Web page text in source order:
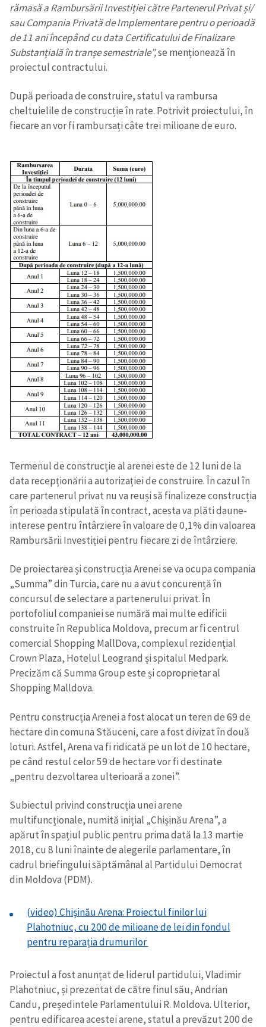
Trimite o informație
Despre ZdG
in English
на русском
rămasă a Rambursării Investiției către Partenerul Privat și/
sau Compania Privată de Implementare pentru o perioadă
de 11 ani începând cu data Certificatului de Finalizare
Substanțială în tranșe semestriale”,se menționează în
proiectul contractului.
După perioada de construire, statul va rambursa
cheltuielile de construcție în rate. Potrivit proiectului, în
fiecare an vor fi rambursați câte trei milioane de euro.
Termenul de construcție al arenei este de 12 luni de la
data recepționării a autorizației de construire. În cazul în
care partenerul privat nu va reuși să finalizeze construcția
în perioada stipulată în contract, acesta va plăti daune-
interese pentru întârziere în valoare de 0,1% din valoarea
Rambursării Investiției pentru fiecare zi de întârziere.
De proiectarea și construcția Arenei se va ocupa compania
„Summa” din Turcia, care nu a avut concurență în
concursul de selectare a partenerului privat. În
portofoliul companiei se numără mai multe edificii
construite în Republica Moldova, precum ar fi centrul
comercial Shopping MallDova, complexul rezidențial
Crown Plaza, Hotelul Leogrand și spitalul Medpark.
Precizăm că Summa Group este și coproprietar al
Shopping Malldova.
Pentru construcția Arenei a fost alocat un teren de 69 de
hectare din comuna Stăuceni, care a fost divizat în două
loturi. Astfel, Arena va fi ridicată pe un lot de 10 hectare,
pe când restul celor 59 de hectare vor fi destinate
„pentru dezvoltarea ulterioară a zonei”.
Subiectul privind construcția unei arene
multifuncționale, numită inițial „Chișinău Arena”, a
apărut în spațiul public pentru prima dată la 13 martie
2018, cu 8 luni înainte de alegerile parlamentare, în
cadrul briefingului săptămânal al Partidului Democrat
din Moldova (PDM).
(video) Chișinău Arena: Proiectul finilor lui
Plahotniuc, cu 200 de milioane de lei din fondul
pentru reparația drumurilor
Proiectul a fost anunțat de liderul partidului, Vladimir
Plahotniuc, și prezentat de către finul său, Andrian
Candu, președintele Parlamentului R. Moldova. Ulterior,
pentru edificarea acestei arene, statul a prevăzut 200 de